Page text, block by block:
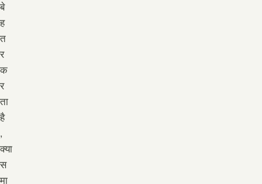
बे
ह
त
र
क
र
ता
है
,
क्या
स
मा